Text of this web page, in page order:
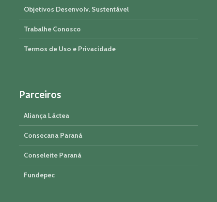
Objetivos Desenvolv. Sustentável
Trabalhe Conosco
Termos de Uso e Privacidade
Parceiros
Aliança Láctea
Consecana Paraná
Conseleite Paraná
Fundepec